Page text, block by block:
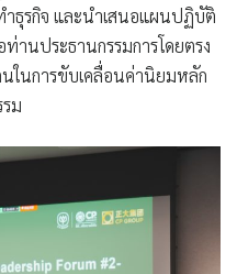
ำธุรกิจ และนำเสนอแผนปฏิบัติ
านประธานกรรมการโดยตรง
ในการขับเคลื่อนค่านิยมหลัก
ม